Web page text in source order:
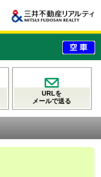
URLを
メールで送る